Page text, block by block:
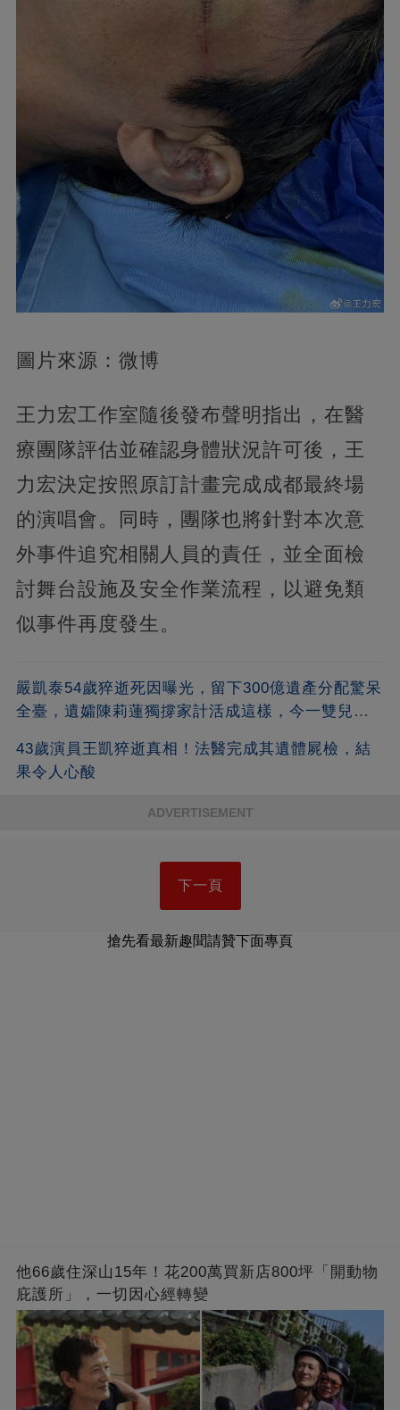
圖片來源：微博
王力宏工作室隨後發布聲明指出，在醫
療團隊評估並確認身體狀況許可後，王
力宏決定按照原訂計畫完成成都最終場
的演唱會。同時，團隊也將針對本次意
外事件追究相關人員的責任，並全面檢
討舞台設施及安全作業流程，以避免類
似事件再度發生。
嚴凱泰54歲猝逝死因曝光，留下300億遺產分配驚呆
全臺，遺孀陳莉蓮獨撐家計活成這樣，今一雙兒女
43歲演員王凱猝逝真相！法醫完成其遺體屍檢，結
果令人心酸
ADVERTISEMENT
下一頁
搶先看最新趣聞請贊下面專頁
他66歲住深山15年！花200萬買新店800坪「開動物
庇護所」，一切因心經轉變